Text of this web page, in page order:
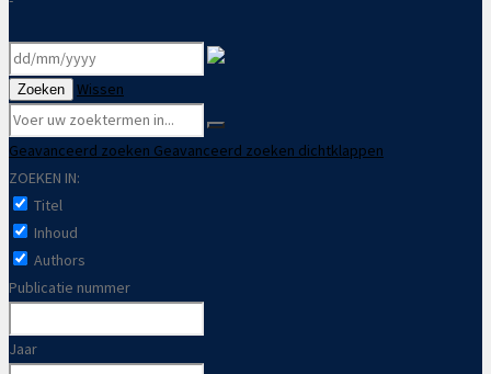
Zoeken Wissen
Geavanceerd zoeken Geavanceerd zoeken dichtklappen
ZOEKEN IN:
Titel
Inhoud
Authors
Publicatie nummer
Jaar